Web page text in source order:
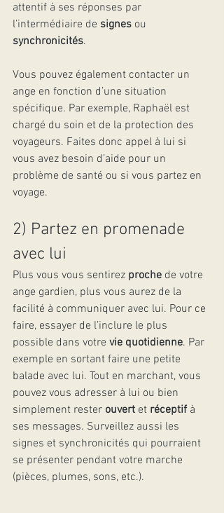
attentif à ses réponses par
l’intermédiaire de signes ou
synchronicités.
Vous pouvez également contacter un
ange en fonction d’une situation
spécifique. Par exemple, Raphaël est
chargé du soin et de la protection des
voyageurs. Faites donc appel à lui si
vous avez besoin d’aide pour un
problème de santé ou si vous partez en
voyage.
2) Partez en promenade
avec lui
Plus vous vous sentirez proche de votre
ange gardien, plus vous aurez de la
facilité à communiquer avec lui. Pour ce
faire, essayer de l’inclure le plus
possible dans votre vie quotidienne. Par
exemple en sortant faire une petite
balade avec lui. Tout en marchant, vous
pouvez vous adresser à lui ou bien
simplement rester ouvert et réceptif à
ses messages. Surveillez aussi les
signes et synchronicités qui pourraient
se présenter pendant votre marche
(pièces, plumes, sons, etc.).